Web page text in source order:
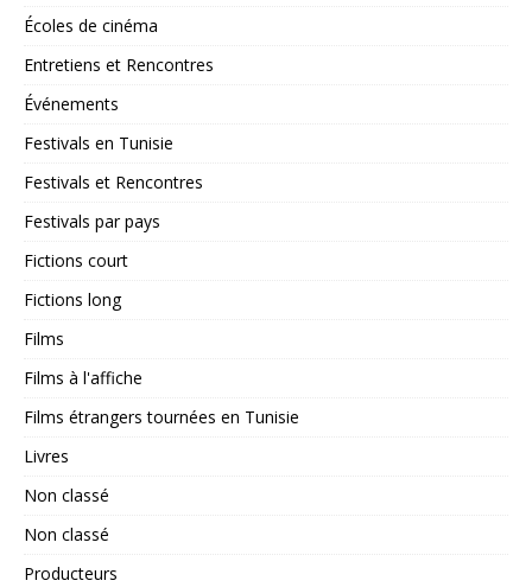
Écoles de cinéma
Entretiens et Rencontres
Événements
Festivals en Tunisie
Festivals et Rencontres
Festivals par pays
Fictions court
Fictions long
Films
Films à l'affiche
Films étrangers tournées en Tunisie
Livres
Non classé
Non classé
Producteurs